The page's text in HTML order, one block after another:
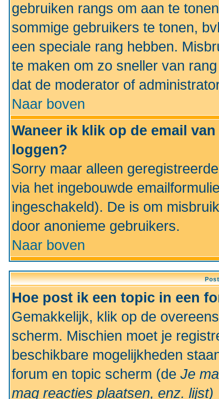
gebruiken rangs om aan te
sommige gebruikers te tonen,
een speciale rang hebben.
te maken om zo sneller van
dat de moderator of
Naar boven
Waneer ik klik op de email
loggen?
Sorry maar alleen
via het ingebouwde
ingeschakeld). De is om
door anonieme gebruikers.
Naar boven
Hoe post ik een topic in een
Gemakkelijk, klik op de
scherm. Mischien moet je
beschikbare mogelijkheden
forum en topic scherm (de Je
mag reacties plaatsen, enz. lijst)